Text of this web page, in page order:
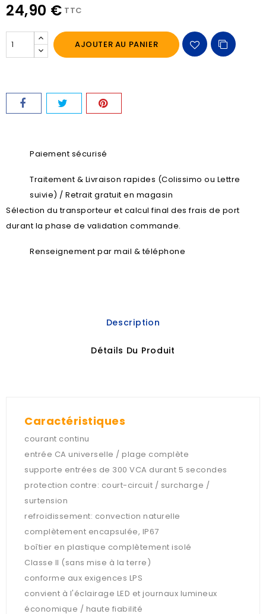
24,90 € TTC
AJOUTER AU PANIER
Paiement sécurisé
Traitement & Livraison rapides (Colissimo ou Lettre
suivie) / Retrait gratuit en magasin
Sélection du transporteur et calcul final des frais de port
durant la phase de validation commande.
Renseignement par mail & téléphone
Description
Détails Du Produit
Caractéristiques
courant continu
entrée CA universelle / plage complète
supporte entrées de 300 VCA durant 5 secondes
protection contre: court-circuit / surcharge /
surtension
refroidissement: convection naturelle
complètement encapsulée, IP67
boîtier en plastique complètement isolé
Classe II (sans mise à la terre)
conforme aux exigences LPS
convient à l'éclairage LED et journaux lumineux
économique / haute fiabilité